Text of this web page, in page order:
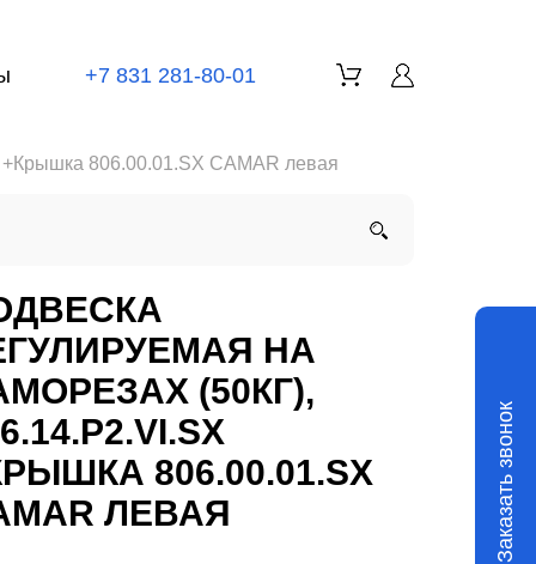
+7 831 281-80-01
806.00.01.SX CAMAR левая
НА
(50КГ),
806.00.01.SX
ЛЕВАЯ
Заказать звонок